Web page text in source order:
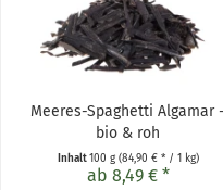
Meeres-Spaghetti Algamar -
bio & roh
Inhalt100 g (84,90 € * / 1 kg)
ab 8,49 € *